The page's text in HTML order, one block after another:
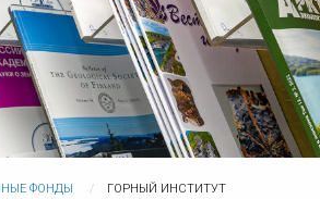
ФОНДЫ ГОРНЫЙ ИНСТИТУТ